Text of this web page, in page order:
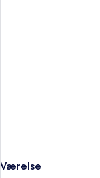
Værelse